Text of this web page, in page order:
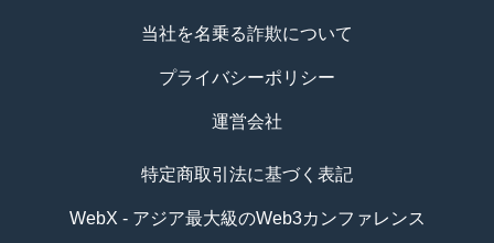
当社を名乗る詐欺について
プライバシーポリシー
運営会社
特定商取引法に基づく表記
WebX - アジア最大級のWeb3カンファレンス